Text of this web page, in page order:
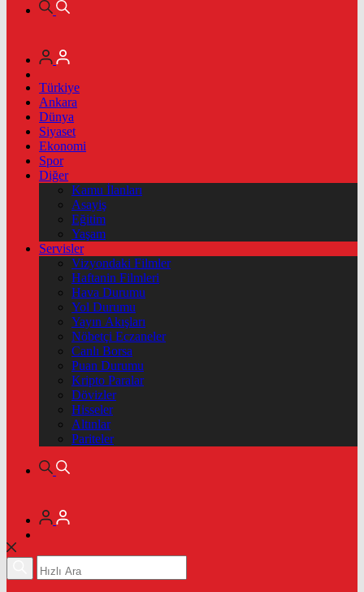
Türkiye
Ankara
Dünya
Siyaset
Ekonomi
Spor
Diğer
Kamu İlanları
Asayiş
Eğitim
Yaşam
Servisler
Vizyondaki Filmler
Haftanin Filmleri
Hava Durumu
Yol Durumu
Yayın Akışları
Nöbetçi Eczaneler
Canlı Borsa
Puan Durumu
Kripto Paralar
Dövizler
Hisseler
Altınlar
Pariteler